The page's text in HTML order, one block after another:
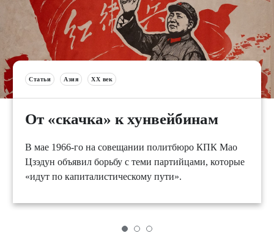
Статьи Азия XX век
От «скачка» к хунвейбинам
В мае 1966-го на совещании политбюро КПК Мао
Цзэдун объявил борьбу с теми партийцами, которые
«идут по капиталистическому пути».